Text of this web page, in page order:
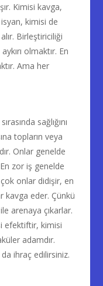
Kimisi kavga,
kimisi de
Birleştiriciliği
olmaktır. En
Ama her
sağlığını
topların veya
Onlar genelde
zor iş genelde
çok onlar didişir, en
kavga eder. Çünkü
arenaya çıkarlar.
efektiftir, kimisi
adamdır.
ihraç edilirsiniz.